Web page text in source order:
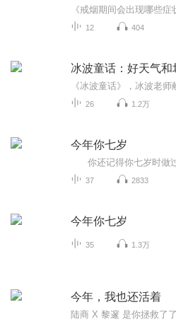
12 404
冰波童话：好天气和
26 1.2万
今年你七岁
37 2833
今年你七岁
35 1.3万
今年，我也还活着